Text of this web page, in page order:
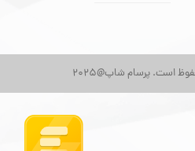
است. پرسام شاپ@2025